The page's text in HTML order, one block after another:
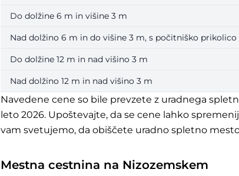
Do dolžine 6 m in višine 3 m
Nad dolžino 6 m in do višine 3 m, s počitniško
Do dolžine 12 m in nad višino 3 m
Nad dolžino 12 m in nad višino 3 m
Navedene cene so bile prevzete z uradnega
leto 2026. Upoštevajte, da se cene lahko
vam svetujemo, da obiščete uradno spletno
Mestna cestnina na Nizozemskem